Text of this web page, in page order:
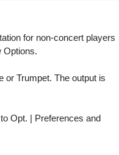
for non-concert players
Options.
or Trumpet. The output is
Opt. | Preferences and